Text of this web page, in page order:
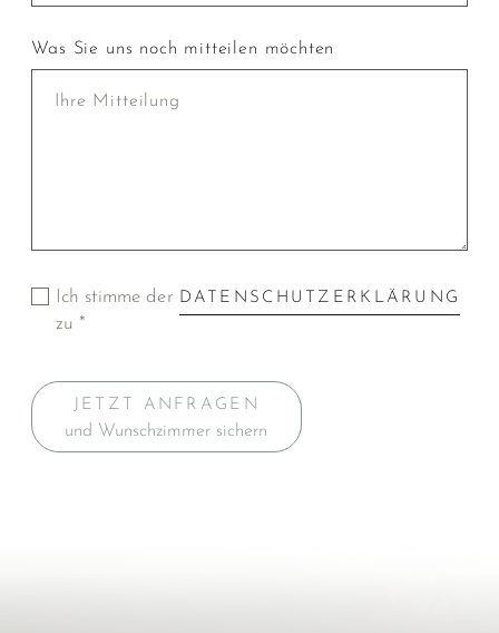
Was Sie uns noch mitteilen möchten
Ich stimme der DATENSCHUTZERKLÄRUNG
zu *
JETZT ANFRAGEN
und Wunschzimmer sichern